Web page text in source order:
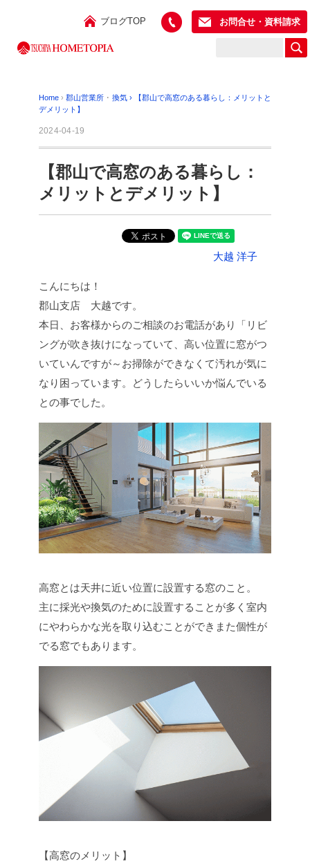
ブログTOP お問合せ・資料請求
Home › 郡山営業所 ･ 換気 ›
【郡山で高窓のある暮らし：メリットと
デメリット】
2024-04-19
【郡山で高窓のある暮らし：
メリットとデメリット】
大越 洋子
こんにちは！
郡山支店 大越です。
本日、お客様からのご相談のお電話があり「リビ
ングが吹き抜けになっていて、高い位置に窓がつ
いていんですが～お掃除ができなくて汚れが気に
なり困っています。どうしたらいいか悩んでいる
との事でした。
高窓とは天井に近い位置に設置する窓のこと。
主に採光や換気のために設置することが多く室内
にやわらかな光を取り込むことができまた個性が
でる窓でもあります。
【高窓のメリット】